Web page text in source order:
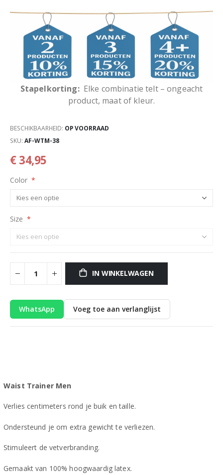
€ 34,95
Stapelkorting: Elke combinatie telt – ongeacht
product, maat of kleur.
BESCHIKBAARHEID: OP VOORRAAD
SKU AF-WTM-38
Color
Size
IN WINKELWAGEN
WhatsApp Voeg toe aan verlanglijst
Waist Trainer Men
Verlies centimeters rond je buik en taille.
Ondersteund je om extra gewicht te verliezen.
Stimuleert de vetverbranding.
Gemaakt van 100% hoogwaardig latex.